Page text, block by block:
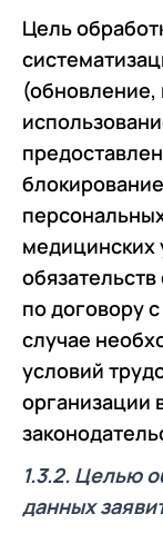
Цель
(обновление,
медицинских
по договору
случае
условий
организации
1.3.2. Целью
данных